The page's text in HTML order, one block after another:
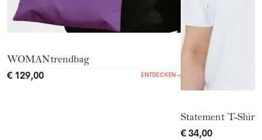
WOMANtrendbag
€ 129,00 ENTDECKEN →
Statement T-Shirt
€ 34,00